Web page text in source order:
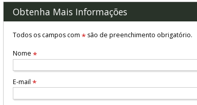
Obtenha Mais Informações
Todos os campos com *são de preenchimento obrigatório.
Nome *
E-mail *